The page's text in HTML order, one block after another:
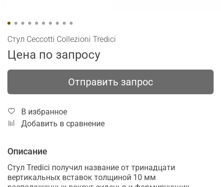
Стул Ceccotti Collezioni Tredici
Цена по запросу
Отправить запрос
В избранное
Добавить в сравнение
Описание
Стул Tredici получил название от тринадцати
вертикальных вставок толщиной 10 мм